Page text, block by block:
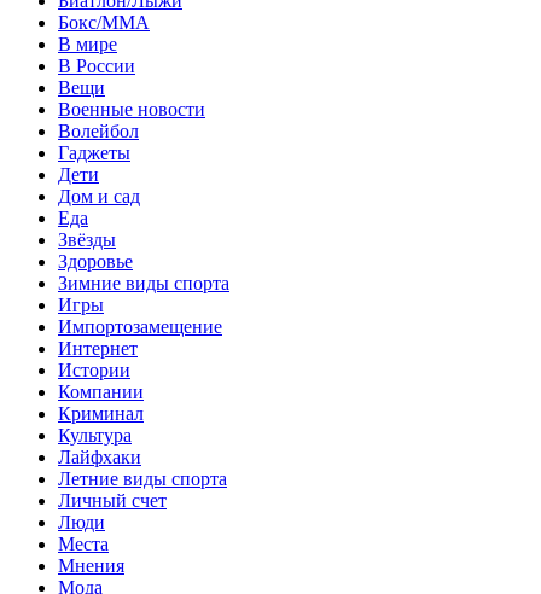
Бокс/MMA
В мире
В России
Вещи
Военные новости
Волейбол
Гаджеты
Дети
Дом и сад
Еда
Звёзды
Здоровье
Зимние виды спорта
Игры
Импортозамещение
Интернет
Истории
Компании
Криминал
Культура
Лайфхаки
Летние виды спорта
Личный счет
Люди
Места
Мнения
Мода